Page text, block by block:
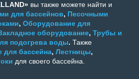
вы также можете найти и
для бассейнов, Песочными
, Оборудование для
оборудование, Трубы и
подогрева воды. Также
для бассейна, Лестницы,
для своего бассейна.